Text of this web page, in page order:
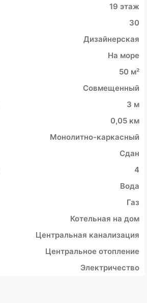
19 этаж
30
Дизайнерская
На море
50 м²
Совмещенный
3 м
0,05 км
Монолитно-каркасный
Сдан
4
Вода
Газ
Котельная на дом
Центральная канализация
Центральное отопление
Электричество